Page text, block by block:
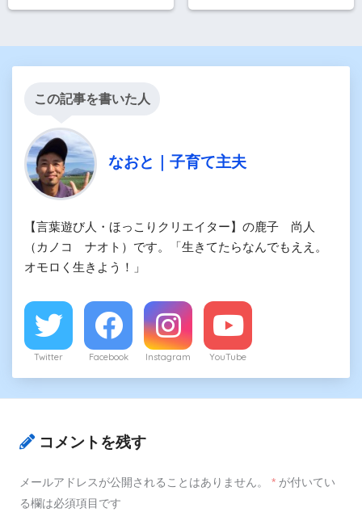
この記事を書いた人
なおと｜子育て主夫
【言葉遊び人・ほっこりクリエイター】の鹿子 尚人
（カノコ ナオト）です。「生きてたらなんでもええ。
オモロく生きよう！」
Twitter Facebook Instagram YouTube
コメントを残す
メールアドレスが公開されることはありません。 * が付いてい
る欄は必須項目です